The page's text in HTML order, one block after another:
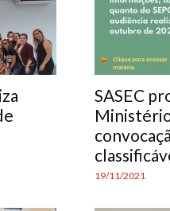
SASEC
19/11/2021